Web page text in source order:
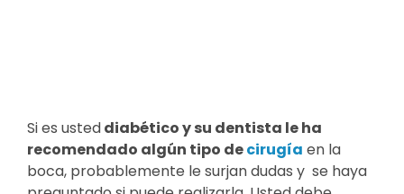
Si es usteddiabéticoy su dentista le ha
recomendado algún tipo decirugía en la
boca, probablemente le surjan dudas y se haya